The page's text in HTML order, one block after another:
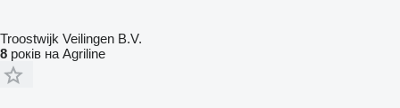
Troostwijk Veilingen B.V.
8 років на Agriline